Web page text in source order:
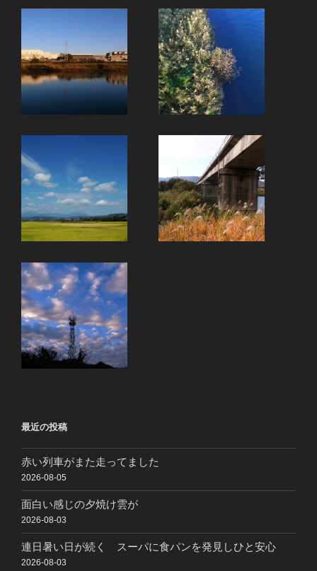
最近の投稿
赤い列車がまた走ってました
2026-08-05
面白い感じの夕焼け雲が
2026-08-03
連日暑い日が続く スーパに食パンを発見しひと安心
2026-08-03